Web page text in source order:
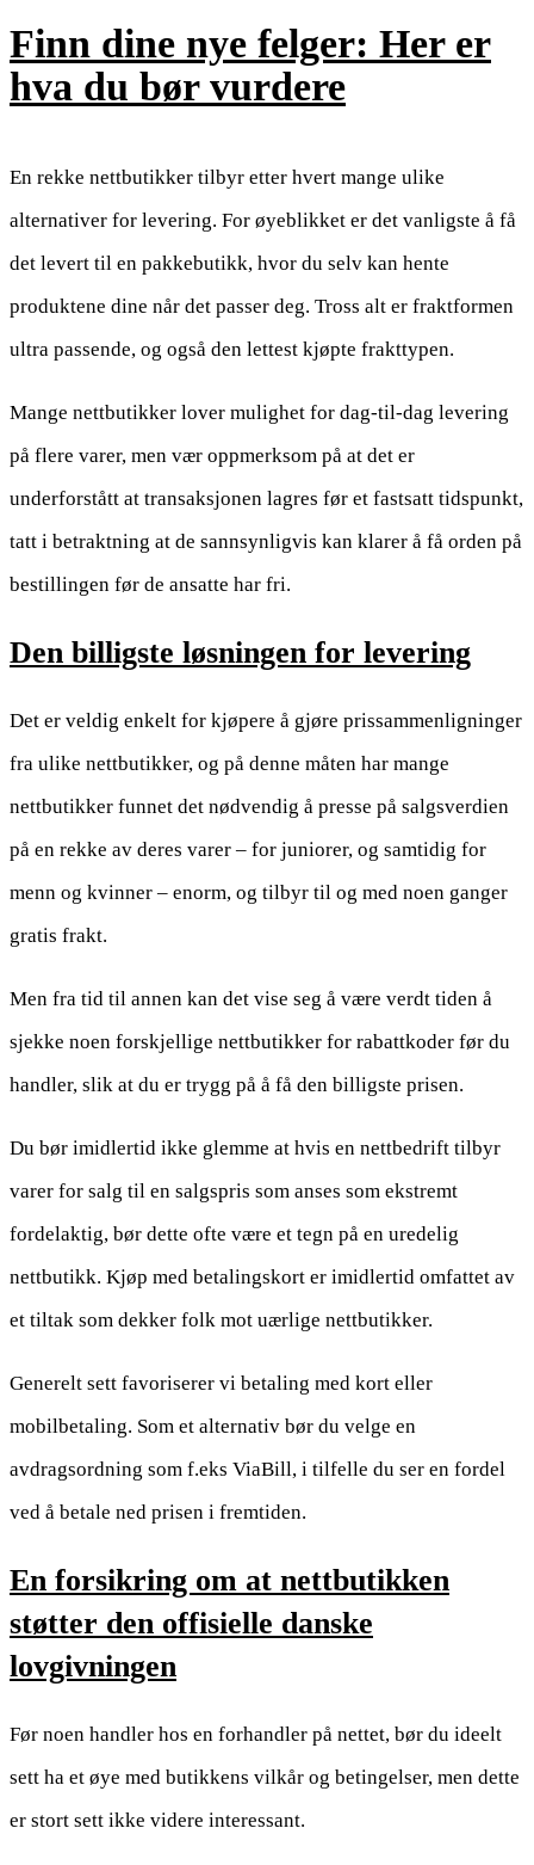
Finn dine nye felger: Her er
hva du bør vurdere
En rekke nettbutikker tilbyr etter hvert mange ulike
alternativer for levering. For øyeblikket er det vanligste å få
det levert til en pakkebutikk, hvor du selv kan hente
produktene dine når det passer deg. Tross alt er fraktformen
ultra passende, og også den lettest kjøpte frakttypen.
Mange nettbutikker lover mulighet for dag-til-dag levering
på flere varer, men vær oppmerksom på at det er
underforstått at transaksjonen lagres før et fastsatt tidspunkt,
tatt i betraktning at de sannsynligvis kan klarer å få orden på
bestillingen før de ansatte har fri.
Den billigste løsningen for levering
Det er veldig enkelt for kjøpere å gjøre prissammenligninger
fra ulike nettbutikker, og på denne måten har mange
nettbutikker funnet det nødvendig å presse på salgsverdien
på en rekke av deres varer – for juniorer, og samtidig for
menn og kvinner – enorm, og tilbyr til og med noen ganger
gratis frakt.
Men fra tid til annen kan det vise seg å være verdt tiden å
sjekke noen forskjellige nettbutikker for rabattkoder før du
handler, slik at du er trygg på å få den billigste prisen.
Du bør imidlertid ikke glemme at hvis en nettbedrift tilbyr
varer for salg til en salgspris som anses som ekstremt
fordelaktig, bør dette ofte være et tegn på en uredelig
nettbutikk. Kjøp med betalingskort er imidlertid omfattet av
et tiltak som dekker folk mot uærlige nettbutikker.
Generelt sett favoriserer vi betaling med kort eller
mobilbetaling. Som et alternativ bør du velge en
avdragsordning som f.eks ViaBill, i tilfelle du ser en fordel
ved å betale ned prisen i fremtiden.
En forsikring om at nettbutikken
støtter den offisielle danske
lovgivningen
Før noen handler hos en forhandler på nettet, bør du ideelt
sett ha et øye med butikkens vilkår og betingelser, men dette
er stort sett ikke videre interessant.